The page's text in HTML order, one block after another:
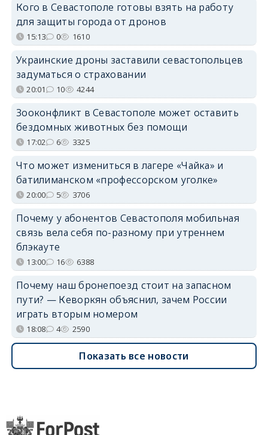
Кого в Севастополе готовы взять на работу
для защиты города от дронов
15:13 0 1610
Украинские дроны заставили севастопольцев
задуматься о страховании
20:01 10 4244
Зооконфликт в Севастополе может оставить
бездомных животных без помощи
17:02 6 3325
Что может измениться в лагере «Чайка» и
батилиманском «профессорском уголке»
20:00 5 3706
Почему у абонентов Севастополя мобильная
связь вела себя по-разному при утреннем
блэкауте
13:00 16 6388
Почему наш бронепоезд стоит на запасном
пути? — Кеворкян объяснил, зачем России
играть вторым номером
18:08 4 2590
Показать все новости